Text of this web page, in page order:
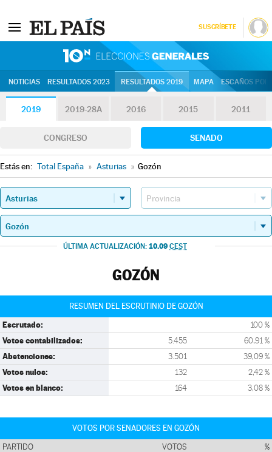
SUSCRÍBETE
NOTICIAS RESULTADOS 2023 RESULTADOS 2019 MAPA ESCAÑOS
2019 2019-28A 2016 2015 2011
CONGRESO SENADO
Estás en: Total España » Asturias » Gozón
ÚLTIMA ACTUALIZACIÓN: 10.09 CEST
GOZÓN
RESUMEN DEL ESCRUTINIO DE GOZÓN
Escrutado: 100 %
Votos contabilizados: 5.455 60,91 %
Abstenciones: 3.501 39,09 %
Votos nulos: 132 2,42 %
Votos en blanco: 164 3,08 %
VOTOS POR SENADORES EN GOZÓN
PARTIDO VOTOS %